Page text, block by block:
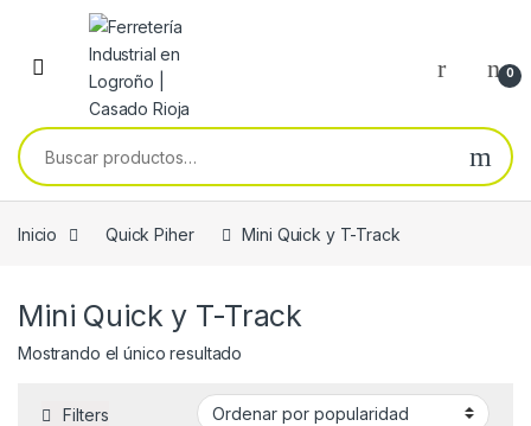
Skip to navigation
Skip to content
0
Buscar por:
Inicio Quick Piher Mini Quick y T-Track
Mini Quick y T-Track
Mostrando el único resultado
Filters